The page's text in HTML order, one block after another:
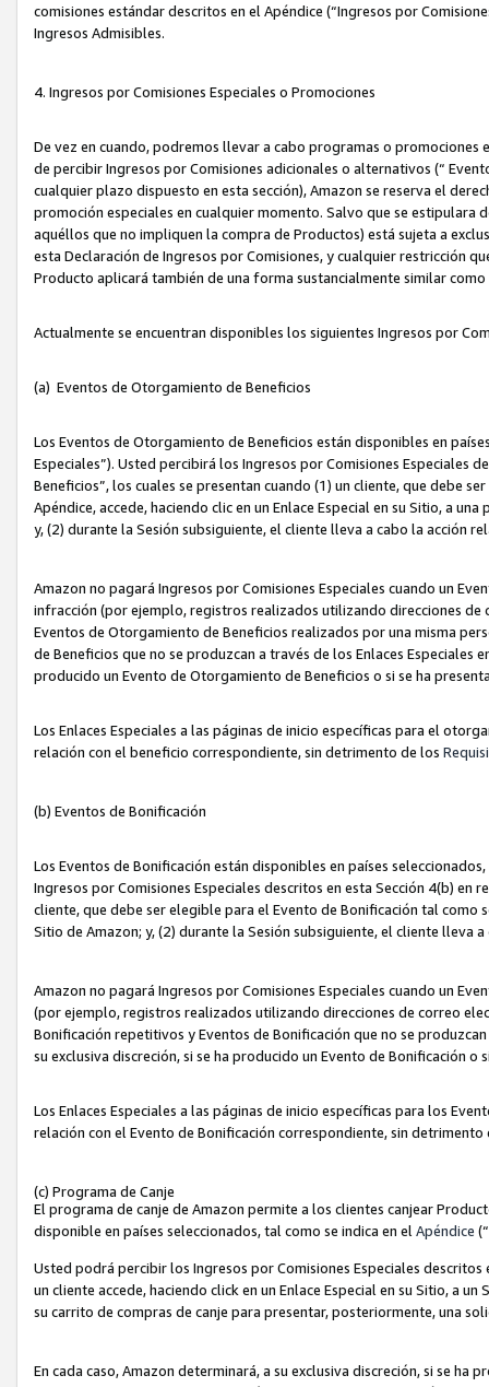
comisiones estándar descritos en el Apéndice (“Ingresos por
Ingresos Admisibles.
4. Ingresos por Comisiones Especiales o Promociones
De vez en cuando, podremos llevar a cabo programas o
de percibir Ingresos por Comisiones adicionales o alternativos (“
cualquier plazo dispuesto en esta sección), Amazon se reserva el
promoción especiales en cualquier momento. Salvo que se
aquéllos que no impliquen la compra de Productos) está sujeta a
esta Declaración de Ingresos por Comisiones, y cualquier restricción
Producto aplicará también de una forma sustancialmente similar
Actualmente se encuentran disponibles los siguientes Ingresos por
(a) Eventos de Otorgamiento de Beneficios
Los Eventos de Otorgamiento de Beneficios están disponibles en
Especiales”). Usted percibirá los Ingresos por Comisiones Especiales
Beneficios”, los cuales se presentan cuando (1) un cliente, que debe
Apéndice, accede, haciendo clic en un Enlace Especial en su Sitio, a
y, (2) durante la Sesión subsiguiente, el cliente lleva a cabo la acción
Amazon no pagará Ingresos por Comisiones Especiales cuando un
infracción (por ejemplo, registros realizados utilizando direcciones
Eventos de Otorgamiento de Beneficios realizados por una misma
de Beneficios que no se produzcan a través de los Enlaces Especiales
producido un Evento de Otorgamiento de Beneficios o si se ha
Los Enlaces Especiales a las páginas de inicio específicas para el
relación con el beneficio correspondiente, sin detrimento de los
(b) Eventos de Bonificación
Los Eventos de Bonificación están disponibles en países
Ingresos por Comisiones Especiales descritos en esta Sección 4(b) en
cliente, que debe ser elegible para el Evento de Bonificación tal como
Sitio de Amazon; y, (2) durante la Sesión subsiguiente, el cliente lleva
Amazon no pagará Ingresos por Comisiones Especiales cuando un
(por ejemplo, registros realizados utilizando direcciones de correo
Bonificación repetitivos y Eventos de Bonificación que no se
su exclusiva discreción, si se ha producido un Evento de Bonificación
Los Enlaces Especiales a las páginas de inicio específicas para los
relación con el Evento de Bonificación correspondiente, sin
(c) Programa de Canje
El programa de canje de Amazon permite a los clientes canjear
disponible en países seleccionados, tal como se indica en el Apéndice
Usted podrá percibir los Ingresos por Comisiones Especiales
un cliente accede, haciendo click en un Enlace Especial en su Sitio, a
su carrito de compras de canje para presentar, posteriormente, una
En cada caso, Amazon determinará, a su exclusiva discreción, si se